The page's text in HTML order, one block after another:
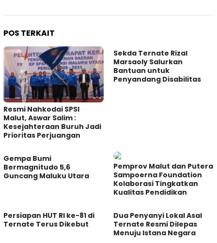
POS TERKAIT
Resmi Nahkodai SPSI
Malut, Aswar Salim :
Kesejahteraan Buruh Jadi
Prioritas Perjuangan
Sekda Ternate Rizal
Marsaoly Salurkan
Bantuan untuk
Penyandang Disabilitas
Gempa Bumi
Bermagnitudo 5,6
Guncang Maluku Utara
Pemprov Malut dan Putera
Sampoerna Foundation
Kolaborasi Tingkatkan
Kualitas Pendidikan
Persiapan HUT RI ke-81 di
Ternate Terus Dikebut
Dua Penyanyi Lokal Asal
Ternate Resmi Dilepas
Menuju Istana Negara